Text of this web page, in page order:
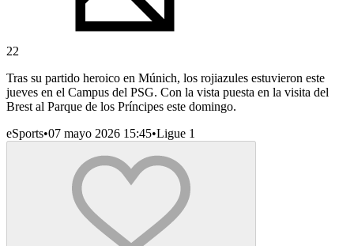
22
Tras su partido heroico en Múnich, los rojiazules estuvieron este
jueves en el Campus del PSG. Con la vista puesta en la visita del
Brest al Parque de los Príncipes este domingo.
eSports•07 mayo 2026 15:45•Ligue 1